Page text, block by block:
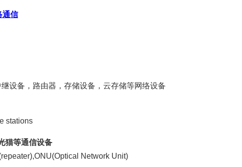
通信
设备，路由器，存储设备，云存储等网络设备
stations
猫等通信设备
Network Unit)